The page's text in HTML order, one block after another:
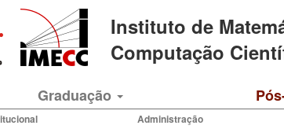
Instituto de
Computação
Graduação
Administração